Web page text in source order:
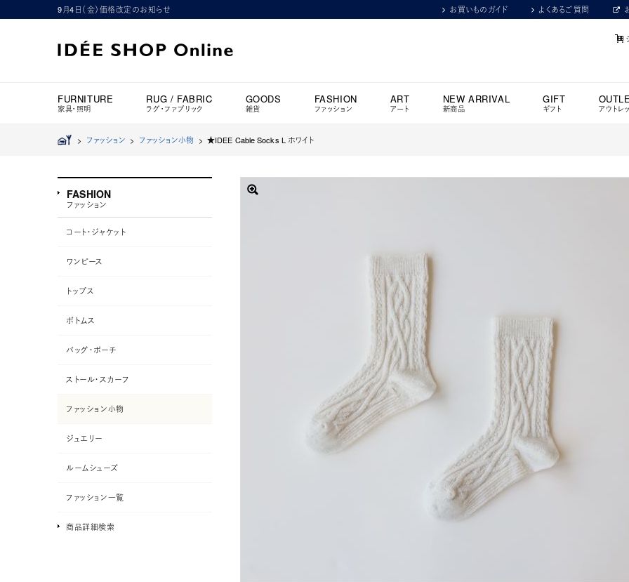
9月4日（金）価格改定のお知らせ お買いものガイド よくあるご質問
FURNITURE
家具・照明
RUG / FABRIC
ラグ・ファブリック
GOODS
雑貨
FASHION
ファッション
ART
アート
NEW ARRIVAL
新商品
GIFT
ギフト アウトレ
> ファッション > ファッション小物 > ★IDEE Cable Socks L ホワイト
FASHION
ファッション
コート・ジャケット
ワンピース
トップス
ボトムス
バッグ・ポーチ
ストール・スカーフ
ファッション小物
ジュエリー
ルームシューズ
ファッション一覧
商品詳細検索